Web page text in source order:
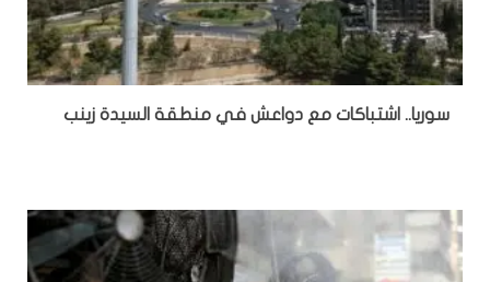
سوريا.. اشتباكات مع دواعش في منطقة السيدة زينب